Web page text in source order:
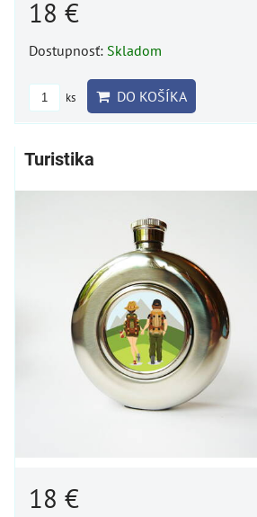
18 €
Dostupnosť: Skladom
ks DO KOŠÍKA
Turistika
18 €